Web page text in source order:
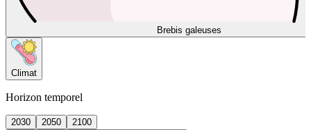
Brebis galeuses
Climat
Horizon temporel
2030 2050
2100